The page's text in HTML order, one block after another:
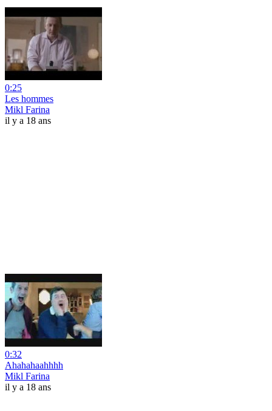
0:25
Les hommes
Mikl Farina
il y a 18 ans
0:32
Ahahahaahhhh
Mikl Farina
il y a 18 ans